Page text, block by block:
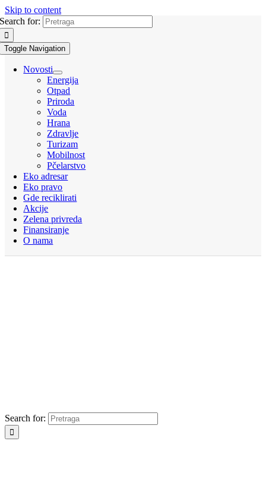
Skip to content
Search for:
Toggle Navigation
Novosti
Energija
Otpad
Priroda
Voda
Hrana
Zdravlje
Turizam
Mobilnost
Pčelarstvo
Eko adresar
Eko pravo
Gde reciklirati
Akcije
Zelena privreda
Finansiranje
O nama
Search for: